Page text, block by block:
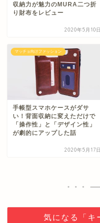
収納力が魅力のMURA二つ折
り財布をレビュー
2020年5月10日
マッチョ向けファッション
手帳型スマホケースがダサ
い！背面収納に変えただけで
「操作性」と「デザイン性」
が劇的にアップした話
2020年5月17日
気になる「キ